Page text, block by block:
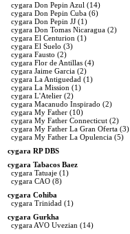
cygara Don Pepin Azul (14)
cygara Don Pepin Cuba (6)
cygara Don Pepin JJ (1)
cygara Don Tomas Nicaragua (2)
cygara El Centurion (1)
cygara El Suelo (3)
cygara Fausto (2)
cygara Flor de Antillas (4)
cygara Jaime Garcia (2)
cygara La Antiguedad (1)
cygara La Mission (1)
cygara L'Atelier (2)
cygara Macanudo Inspirado (2)
cygara My Father (10)
cygara My Father Connecticut (2)
cygara My Father La Gran Oferta (3)
cygara My Father La Opulencia (5)
cygara RP DBS
cygara Tabacos Baez
cygara Tatuaje (1)
cygara CAO (8)
cygara Cohiba
cygara Trinidad (1)
cygara Gurkha
cygara AVO Uvezian (14)